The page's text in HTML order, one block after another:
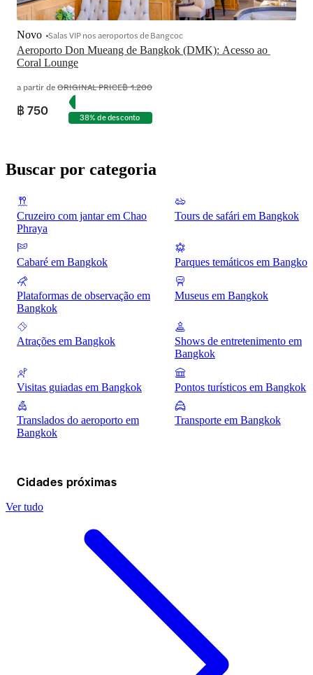
Aeroporto Don Mueang de Bangkok (DMK): Acesso ao
Coral Lounge
Novo Salas VIP nos aeroportos de Bangcoc
a partir deORIGINAL PRICE฿ 1.200
฿ 750 38% de desconto
Buscar por categoria
Cruzeiro com jantar em Chao
Phraya
Tours de safári em Bangkok
Cabaré em Bangkok Parques temáticos em Bangkok
Plataformas de observação em
Bangkok
Museus em Bangkok
Atrações em Bangkok
Shows de entretenimento em
Bangkok
Visitas guiadas em Bangkok Pontos turísticos em Bangkok
Translados do aeroporto em
Bangkok
Transporte em Bangkok
Cidades próximas
Ver tudo